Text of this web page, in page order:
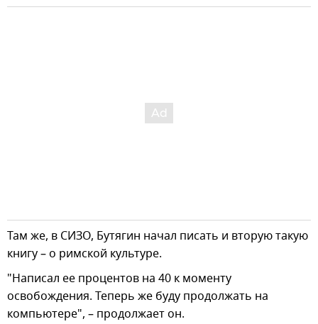
Там же, в СИЗО, Бутягин начал писать и вторую такую
книгу – о римской культуре.
"Написал ее процентов на 40 к моменту
освобождения. Теперь же буду продолжать на
компьютере", – продолжает он.